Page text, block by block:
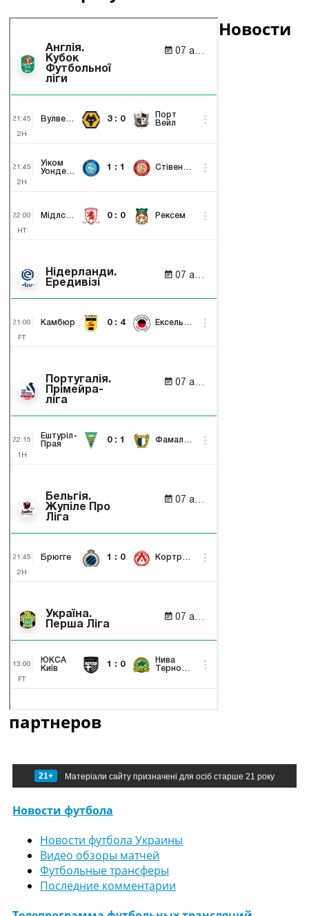
Новости
партнеров
21+ Матеріали сайту призначені для осіб старше 21 року
Новости футбола
Новости футбола Украины
Видео обзоры матчей
Футбольные трансферы
Последние комментарии